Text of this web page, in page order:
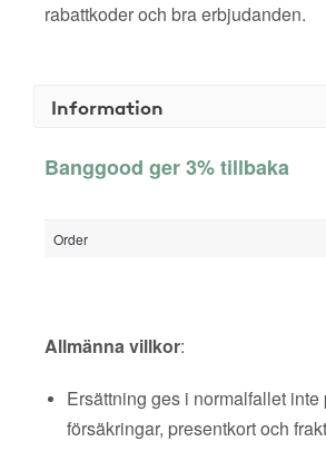
rabattkoder och bra erbjudanden.
Information
Banggood ger 3% tillbaka
Order
Allmänna villkor:
Ersättning ges i normalfallet inte
försäkringar, presentkort och